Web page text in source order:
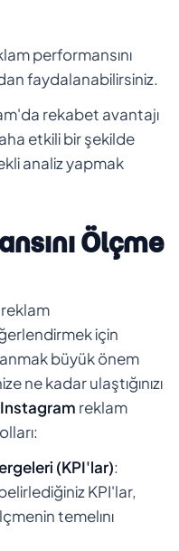
performansını
faydalanabilirsiniz.
rekabet avantajı
etkili bir şekilde
analiz yapmak
Ölçme
için
büyük önem
ne kadar ulaştığınızı
Instagram reklam
(KPI'lar):
KPI'lar,
temelını